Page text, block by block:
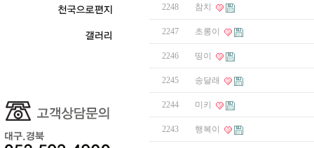
2248 참치
2247 초롱이
2246 띵이
2245 송달래
2244 미키
2243 행복이